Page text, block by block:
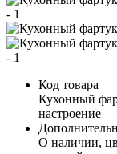
Код товара
Кухонный
настроение
О наличии,